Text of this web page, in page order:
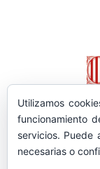
Utilizamos
funcionamiento
servicios. Puede
necesarias o